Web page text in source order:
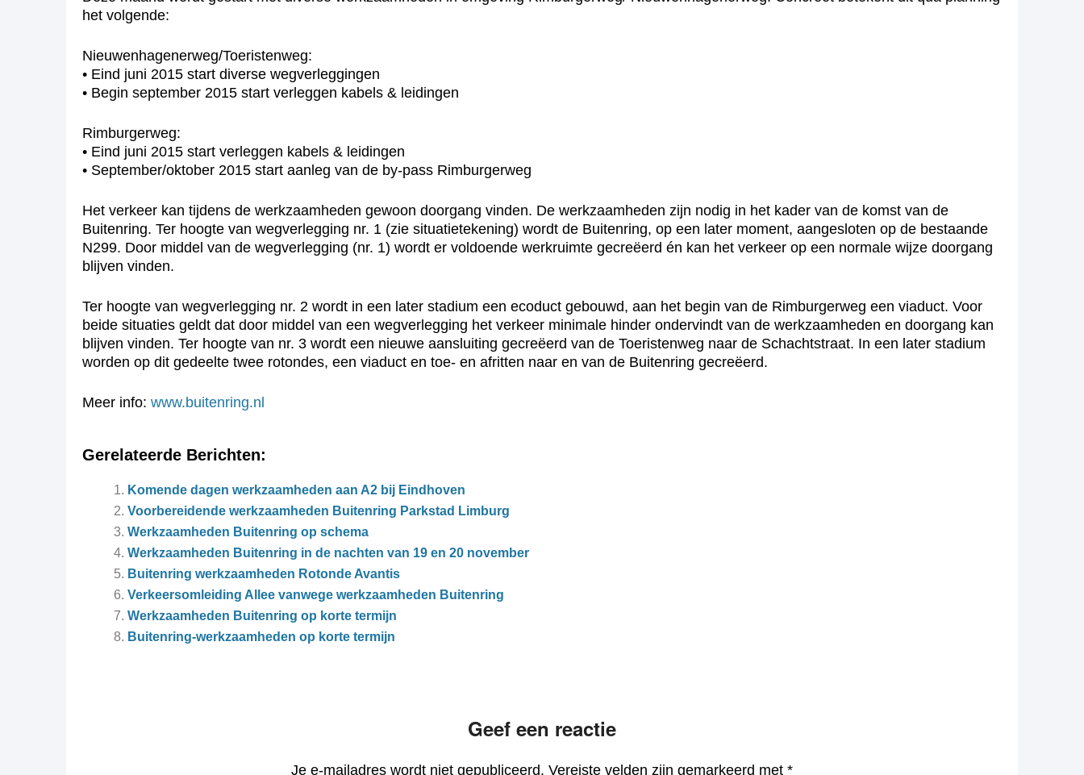
het volgende:
Nieuwenhagenerweg/Toeristenweg:
• Eind juni 2015 start diverse wegverleggingen
• Begin september 2015 start verleggen kabels & leidingen
Rimburgerweg:
• Eind juni 2015 start verleggen kabels & leidingen
• September/oktober 2015 start aanleg van de by-pass Rimburgerweg
Het verkeer kan tijdens de werkzaamheden gewoon doorgang vinden. De werkzaamheden zijn nodig in het kader van de komst van de
Buitenring. Ter hoogte van wegverlegging nr. 1 (zie situatietekening) wordt de Buitenring, op een later moment, aangesloten op de bestaande
N299. Door middel van de wegverlegging (nr. 1) wordt er voldoende werkruimte gecreëerd én kan het verkeer op een normale wijze doorgang
blijven vinden.
Ter hoogte van wegverlegging nr. 2 wordt in een later stadium een ecoduct gebouwd, aan het begin van de Rimburgerweg een viaduct. Voor
beide situaties geldt dat door middel van een wegverlegging het verkeer minimale hinder ondervindt van de werkzaamheden en doorgang kan
blijven vinden. Ter hoogte van nr. 3 wordt een nieuwe aansluiting gecreëerd van de Toeristenweg naar de Schachtstraat. In een later stadium
worden op dit gedeelte twee rotondes, een viaduct en toe- en afritten naar en van de Buitenring gecreëerd.
Meer info: www.buitenring.nl
Gerelateerde Berichten:
Komende dagen werkzaamheden aan A2 bij Eindhoven
Voorbereidende werkzaamheden Buitenring Parkstad Limburg
Werkzaamheden Buitenring op schema
Werkzaamheden Buitenring in de nachten van 19 en 20 november
Buitenring werkzaamheden Rotonde Avantis
Verkeersomleiding Allee vanwege werkzaamheden Buitenring
Werkzaamheden Buitenring op korte termijn
Buitenring-werkzaamheden op korte termijn
Geef een reactie
Je e-mailadres wordt niet gepubliceerd. Vereiste velden zijn gemarkeerd met *